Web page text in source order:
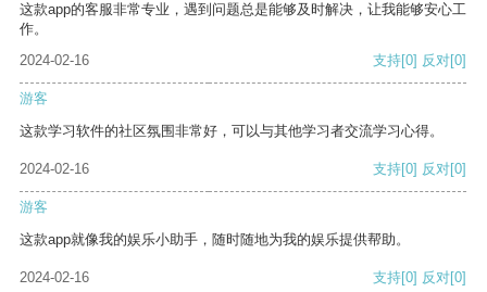
这款app的客服非常专业，遇到问题总是能够及时解决，让我能够安心工
作。
2024-02-16
支持[0] 反对[0]
游客
这款学习软件的社区氛围非常好，可以与其他学习者交流学习心得。
2024-02-16 支持[0] 反对[0]
游客
这款app就像我的娱乐小助手，随时随地为我的娱乐提供帮助。
2024-02-16 支持[0] 反对[0]